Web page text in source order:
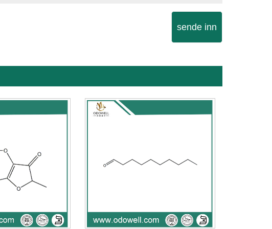
sende inn